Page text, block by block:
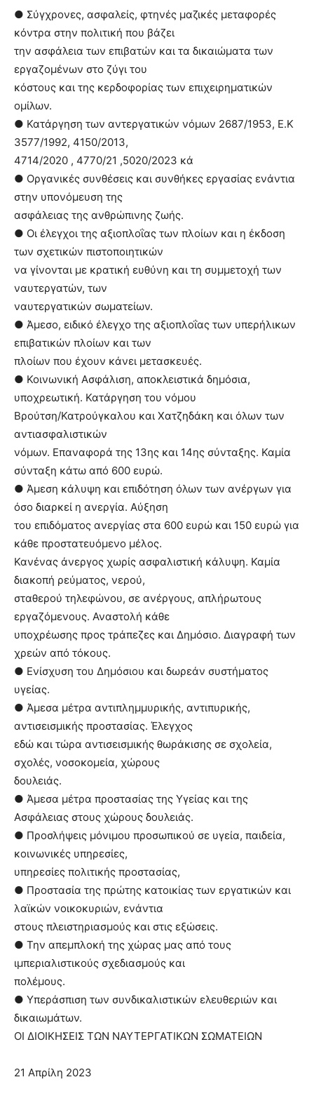
● Σύγχρονες, ασφαλείς, φτηνές μαζικές μεταφορές
κόντρα στην πολιτική που βάζει
την ασφάλεια των επιβατών και τα δικαιώματα των
εργαζομένων στο ζύγι του
κόστους και της κερδοφορίας των επιχειρηματικών
ομίλων.
● Κατάργηση των αντεργατικών νόμων 2687/1953, Ε.Κ
3577/1992, 4150/2013,
4714/2020 , 4770/21 ,5020/2023 κά
● Οργανικές συνθέσεις και συνθήκες εργασίας ενάντια
στην υπονόμευση της
ασφάλειας της ανθρώπινης ζωής.
● Οι έλεγχοι της αξιοπλοΐας των πλοίων και η έκδοση
των σχετικών πιστοποιητικών
να γίνονται με κρατική ευθύνη και τη συμμετοχή των
ναυτεργατών, των
ναυτεργατικών σωματείων.
● Άμεσο, ειδικό έλεγχο της αξιοπλοΐας των υπερήλικων
επιβατικών πλοίων και των
πλοίων που έχουν κάνει μετασκευές.
● Κοινωνική Ασφάλιση, αποκλειστικά δημόσια,
υποχρεωτική. Κατάργηση του νόμου
Βρούτση/Κατρούγκαλου και Χατζηδάκη και όλων των
αντιασφαλιστικών
νόμων. Επαναφορά της 13ης και 14ης σύνταξης. Καμία
σύνταξη κάτω από 600 ευρώ.
● Άμεση κάλυψη και επιδότηση όλων των ανέργων για
όσο διαρκεί η ανεργία. Αύξηση
του επιδόματος ανεργίας στα 600 ευρώ και 150 ευρώ για
κάθε προστατευόμενο μέλος.
Κανένας άνεργος χωρίς ασφαλιστική κάλυψη. Καμία
διακοπή ρεύματος, νερού,
σταθερού τηλεφώνου, σε ανέργους, απλήρωτους
εργαζόμενους. Αναστολή κάθε
υποχρέωσης προς τράπεζες και Δημόσιο. Διαγραφή των
χρεών από τόκους.
● Ενίσχυση του Δημόσιου και δωρεάν συστήματος
υγείας.
● Άμεσα μέτρα αντιπλημμυρικής, αντιπυρικής,
αντισεισμικής προστασίας. Έλεγχος
εδώ και τώρα αντισεισμικής θωράκισης σε σχολεία,
σχολές, νοσοκομεία, χώρους
δουλειάς.
● Άμεσα μέτρα προστασίας της Υγείας και της
Ασφάλειας στους χώρους δουλειάς.
● Προσλήψεις μόνιμου προσωπικού σε υγεία, παιδεία,
κοινωνικές υπηρεσίες,
υπηρεσίες πολιτικής προστασίας,
● Προστασία της πρώτης κατοικίας των εργατικών και
λαϊκών νοικοκυριών, ενάντια
στους πλειστηριασμούς και στις εξώσεις.
● Την απεμπλοκή της χώρας μας από τους
ιμπεριαλιστικούς σχεδιασμούς και
πολέμους.
● Υπεράσπιση των συνδικαλιστικών ελευθεριών και
δικαιωμάτων.
ΟΙ ΔΙΟΙΚΗΣΕΙΣ ΤΩΝ ΝΑΥΤΕΡΓΑΤΙΚΩΝ ΣΩΜΑΤΕΙΩΝ
21 Απρίλη 2023